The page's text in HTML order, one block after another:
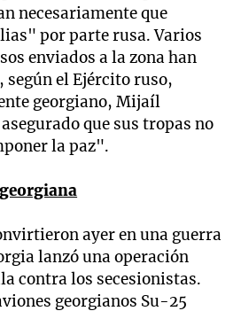
necesariamente que
por parte rusa. Varios
enviados a la zona han
el Ejército ruso,
georgiano, Mijaíl
que sus tropas no
la paz".
ayer en una guerra
lanzó una operación
contra los secesionistas.
georgianos Su-25